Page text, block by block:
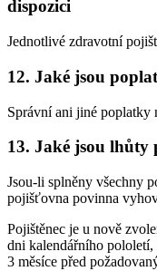
dispozici
Jednotlivé zdravotní
12. Jaké jsou
Správní ani jiné poplatky
13. Jaké jsou lhůty
Jsou-li splněny všechny
pojišťovna povinna
Pojištěnec je u nově
dni kalendářního pololetí,
3 měsíce před